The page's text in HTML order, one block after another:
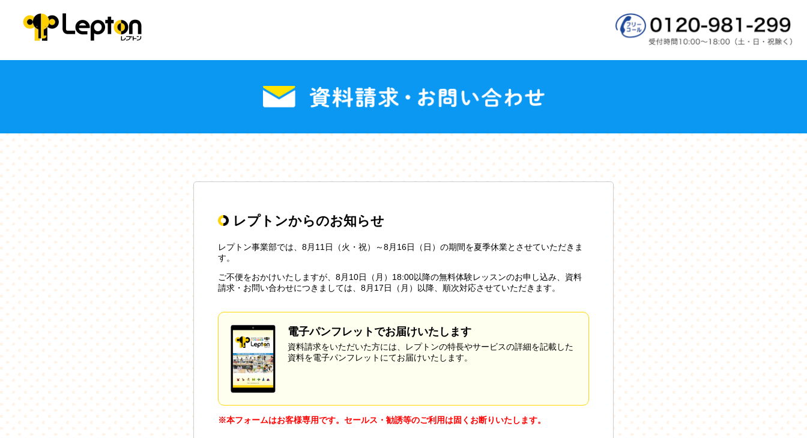
レプトンからのお知らせ
レプトン事業部では、8月11日（火・祝）～8月16日（日）の期間を夏季休業とさせていただきま
す。
ご不便をおかけいたしますが、8月10日（月）18:00以降の無料体験レッスンのお申し込み、資料
請求・お問い合わせにつきましては、8月17日（月）以降、順次対応させていただきます。
電子パンフレットでお届けいたします
資料請求をいただいた方には、レプトンの特長やサービスの詳細を記載した
資料を電子パンフレットにてお届けいたします。
※本フォームはお客様専用です。セールス・勧誘等のご利用は固くお断りいたします。